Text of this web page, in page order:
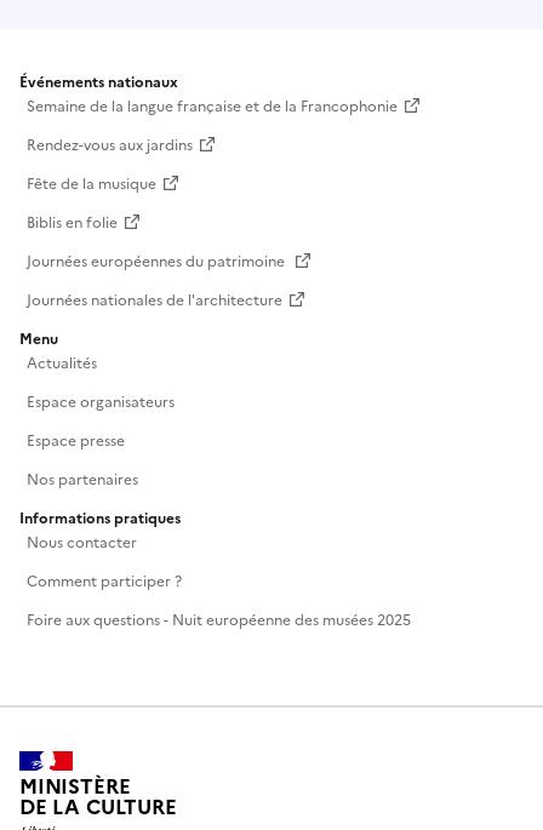
Événements nationaux
Semaine de la langue française et de la Francophonie
Rendez-vous aux jardins
Fête de la musique
Biblis en folie
Journées européennes du patrimoine
Journées nationales de l'architecture
Menu
Actualités
Espace organisateurs
Espace presse
Nos partenaires
Informations pratiques
Nous contacter
Comment participer ?
Foire aux questions - Nuit européenne des musées 2025
MINISTÈRE
DE LA CULTURE